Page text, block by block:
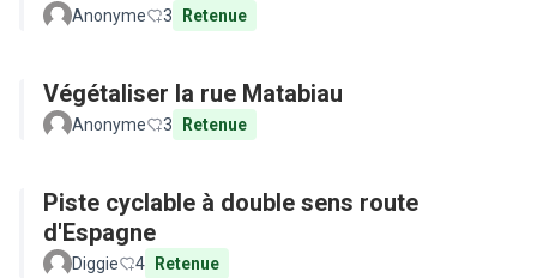
Anonyme 3 Retenue
Végétaliser la rue Matabiau
Anonyme 3 Retenue
Piste cyclable à double sens route
d'Espagne
Diggie 4 Retenue